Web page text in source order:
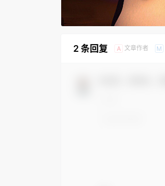
2 条回复 A 文章作者 M